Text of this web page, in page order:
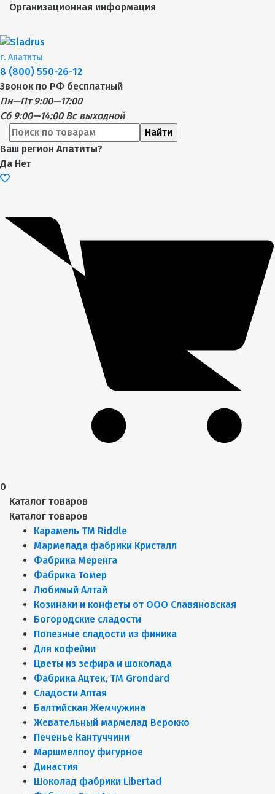
Организационная информация
г. Апатиты
8 (800) 550-26-12
Звонок по РФ бесплатный
Пн—Пт 9:00—17:00
Сб 9:00—14:00 Вс выходной
Найти
Ваш регион Апатиты?
Да Нет
0
Каталог товаров
Каталог товаров
Карамель ТМ Riddle
Мармелада фабрики Кристалл
Фабрика Меренга
Фабрика Томер
Любимый Алтай
Козинаки и конфеты от ООО Славяновская
Богородские сладости
Полезные сладости из финика
Для кофейни
Цветы из зефира и шоколада
Фабрика Ацтек, ТМ Grondard
Сладости Алтая
Балтийская Жемчужина
Жевательный мармелад Верокко
Печенье Кантуччини
Маршмеллоу фигурное
Династия
Шоколад фабрики Libertad